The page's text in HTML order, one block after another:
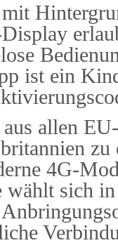
ist ein
allen
4G-
sich